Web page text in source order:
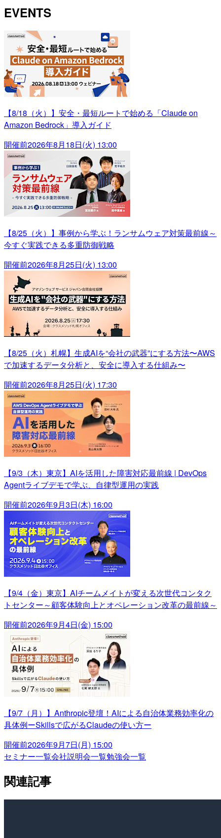
EVENTS
【8/18（火）】安全・最短ルートで始める「Claude on
Amazon Bedrock」導入ガイド
開催前2026年8月18日(火) 13:00
【8/25（火）】事例から学ぶ！ランサムウェア対策最前線～
今すぐ実践できる多重防御戦略
開催前2026年8月25日(火) 13:00
【8/25（火）札幌】生成AIを“会社の武器”にする方法〜AWS
で加速するデータ分析と、安全に導入する仕組み〜
開催前2026年8月25日(火) 17:30
【9/3（木）東京】AIを活用した障害対応最前線 | DevOps
Agentライブデモで学ぶ、自律型運用の実践
開催前2026年9月3日(木) 16:00
【9/4（金）東京】AIチームメイトが変える次世代コンタク
トセンター～顧客体験向上とオペレーション改革の最前線～
開催前2026年9月4日(金) 15:00
【9/7（月）】Anthropic登壇！AIによる自治体業務効率化の
具体例ーSkillsで広がるClaudeの使い方ー
開催前2026年9月7日(月) 15:00
セミナー一覧会社説明会一覧勉強会一覧
関連記事